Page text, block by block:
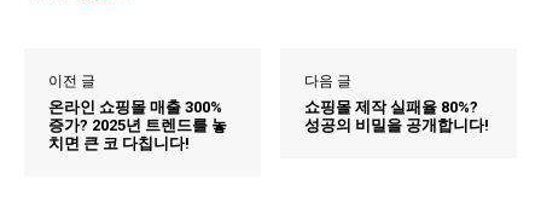
이전 글
온라인 쇼핑몰 매출 300%
증가? 2025년 트렌드를 놓
치면 큰 코 다칩니다!
다음 글
쇼핑몰 제작 실패율 80%?
성공의 비밀을 공개합니다!